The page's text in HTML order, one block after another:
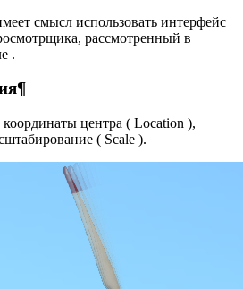
смысл использовать интерфейс
рассмотренный в
.
центра ( Location ),
( Scale ).